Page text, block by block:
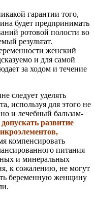
гарантии того,
будет предпринимать
ротовой полости во
результат.
женский
и для самой
за ходом и течение
следует уделять
используя для этого не
и лечебный бальзам-
допускать развитие
компенсировать
питания
и минеральных
к сожалению, не могут
беременную женщину